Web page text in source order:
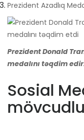
Prezident Azadlıq
Prezident Donald
medalını təqdim
Sosial